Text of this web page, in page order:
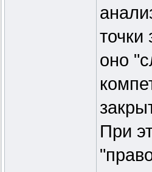
оно
При